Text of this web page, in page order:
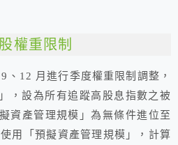
權重限制
、12 月進行季度權重限制調整，
，設為所有追蹤高股息指數之被
資產管理規模」為無條件進位至
用「預擬資產管理規模」，計算